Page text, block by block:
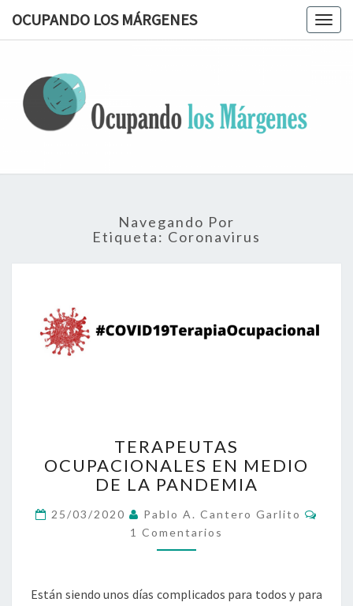
OCUPANDO LOS MÁRGENES
Terapia
Ocupacional
Navegando Por
Etiqueta: Coronavirus
OCUPACIONALES
EN
MEDIO
LA
PANDEMIA
TERAPEUTAS
OCUPACIONALES EN MEDIO
DE LA PANDEMIA
25/03/2020 Pablo A. Cantero Garlito
1 Comentarios
Están siendo unos días complicados para todos y para